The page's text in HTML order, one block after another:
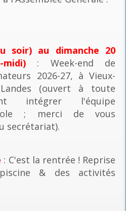
soir) au dimanche 20
: Week-end de
2026-27, à Vieux-
(ouvert à toute
intégrer l'équipe
; merci de vous
secrétariat).
: C'est la rentrée ! Reprise
& des activités